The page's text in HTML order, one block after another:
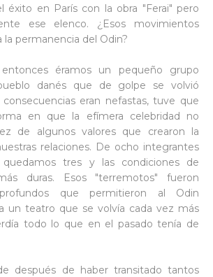
éxito en París con la obra "Ferai" pero
ese elenco. ¿Esos movimientos
la permanencia del Odin?
éramos un pequeño grupo
danés que de golpe se volvió
eran nefastas, tuve que
en que la efímera celebridad no
de algunos valores que crearon la
relaciones. De ocho integrantes
quedamos tres y las condiciones de
duras. Esos "terremotos" fueron
que permitieron al Odin
un teatro que se volvía cada vez más
todo lo que en el pasado tenía de
después de haber transitado tantos